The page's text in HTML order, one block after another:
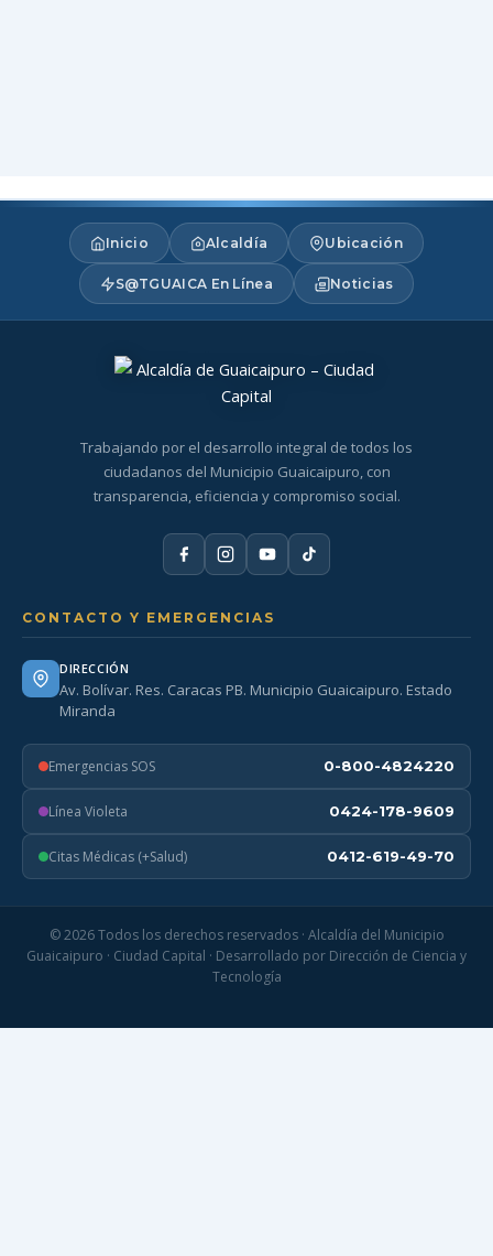
Inicio Alcaldía Ubicación
S@TGUAICA En Línea Noticias
Trabajando por el desarrollo integral de todos los
ciudadanos del Municipio Guaicaipuro, con
transparencia, eficiencia y compromiso social.
CONTACTO Y EMERGENCIAS
DIRECCIÓN
Av. Bolívar. Res. Caracas PB. Municipio Guaicaipuro. Estado
Miranda
Emergencias SOS 0-800-4824220
Línea Violeta 0424-178-9609
Citas Médicas (+Salud) 0412-619-49-70
© 2026 Todos los derechos reservados · Alcaldía del Municipio
Guaicaipuro · Ciudad Capital · Desarrollado por Dirección de Ciencia y
Tecnología